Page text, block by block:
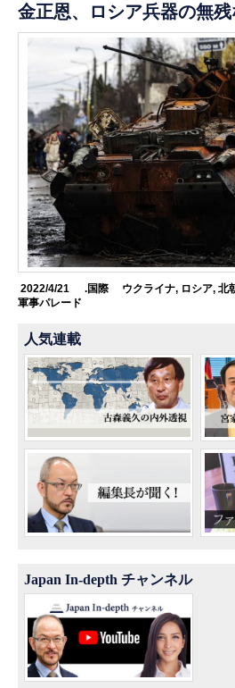
金正恩、ロシア兵器の無
2022/4/21 .国際 ウクライナ, ロシア, 北
軍事パレード
人気連載
Japan In-depth チャンネル